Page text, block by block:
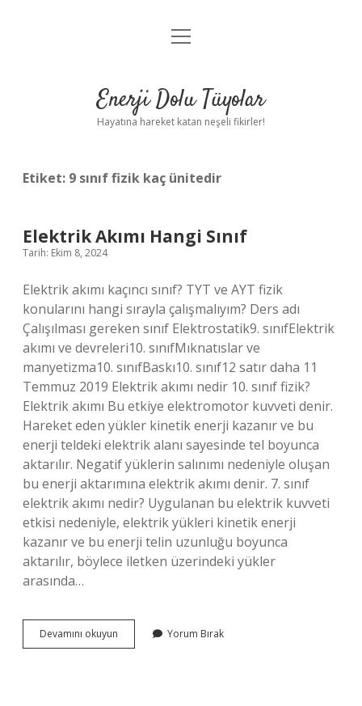
Anasayfa
Yasal Uyarı
menüyü
Enerji Dolu Tüyolar
Hayatına hareket katan neşeli fikirler!
Etiket: 9 sınıf fizik kaç ünitedir
Elektrik Akımı Hangi Sınıf
Tarih: Ekim 8, 2024
Elektrik akımı kaçıncı sınıf? TYT ve AYT fizik
konularını hangi sırayla çalışmalıyım? Ders adı
Çalışılması gereken sınıf Elektrostatik9. sınıfElektrik
akımı ve devreleri10. sınıfMıknatıslar ve
manyetizma10. sınıfBaskı10. sınıf12 satır daha 11
Temmuz 2019 Elektrik akımı nedir 10. sınıf fizik?
Elektrik akımı Bu etkiye elektromotor kuvveti denir.
Hareket eden yükler kinetik enerji kazanır ve bu
enerji teldeki elektrik alanı sayesinde tel boyunca
aktarılır. Negatif yüklerin salınımı nedeniyle oluşan
bu enerji aktarımına elektrik akımı denir. 7. sınıf
elektrik akımı nedir? Uygulanan bu elektrik kuvveti
etkisi nedeniyle, elektrik yükleri kinetik enerji
kazanır ve bu enerji telin uzunluğu boyunca
aktarılır, böylece iletken üzerindeki yükler
arasında…
Devamını okuyun
Akımı
Yorum Bırak